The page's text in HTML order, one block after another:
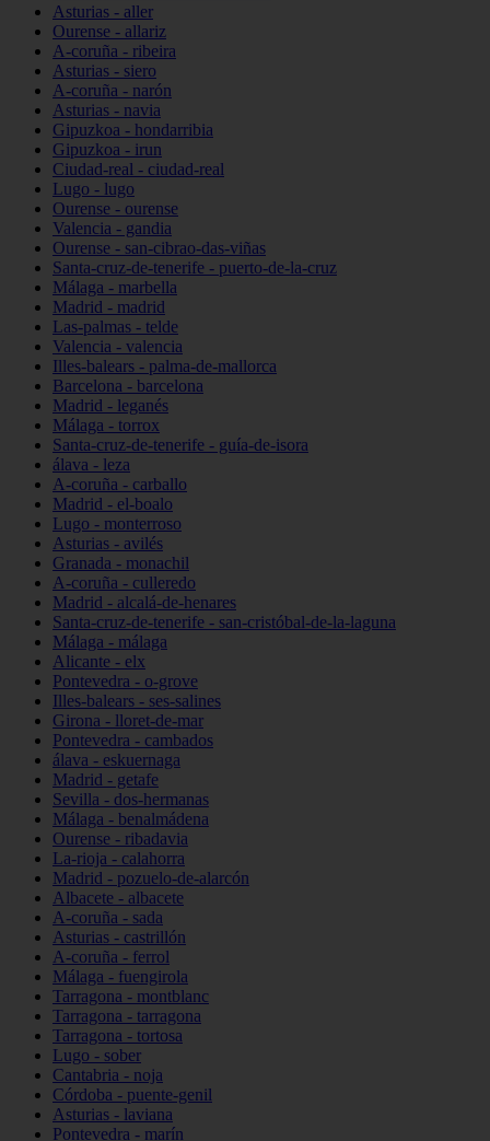
Asturias - aller
Ourense - allariz
A-coruña - ribeira
Asturias - siero
A-coruña - narón
Asturias - navia
Gipuzkoa - hondarribia
Gipuzkoa - irun
Ciudad-real - ciudad-real
Lugo - lugo
Ourense - ourense
Valencia - gandia
Ourense - san-cibrao-das-viñas
Santa-cruz-de-tenerife - puerto-de-la-cruz
Málaga - marbella
Madrid - madrid
Las-palmas - telde
Valencia - valencia
Illes-balears - palma-de-mallorca
Barcelona - barcelona
Madrid - leganés
Málaga - torrox
Santa-cruz-de-tenerife - guía-de-isora
álava - leza
A-coruña - carballo
Madrid - el-boalo
Lugo - monterroso
Asturias - avilés
Granada - monachil
A-coruña - culleredo
Madrid - alcalá-de-henares
Santa-cruz-de-tenerife - san-cristóbal-de-la-laguna
Málaga - málaga
Alicante - elx
Pontevedra - o-grove
Illes-balears - ses-salines
Girona - lloret-de-mar
Pontevedra - cambados
álava - eskuernaga
Madrid - getafe
Sevilla - dos-hermanas
Málaga - benalmádena
Ourense - ribadavia
La-rioja - calahorra
Madrid - pozuelo-de-alarcón
Albacete - albacete
A-coruña - sada
Asturias - castrillón
A-coruña - ferrol
Málaga - fuengirola
Tarragona - montblanc
Tarragona - tarragona
Tarragona - tortosa
Lugo - sober
Cantabria - noja
Córdoba - puente-genil
Asturias - laviana
Pontevedra - marín